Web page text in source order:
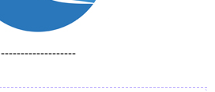
-------------------